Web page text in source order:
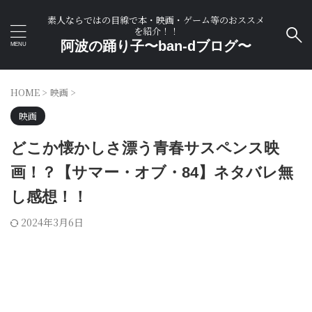
素人ならではの目線で本・映画・ゲーム等のおススメ
を紹介！！
阿波の踊り子〜ban-dブログ〜
HOME > 映画 >
映画
どこか懐かしさ漂う青春サスペンス映
画！？【サマー・オブ・84】ネタバレ無
し感想！！
2024年3月6日